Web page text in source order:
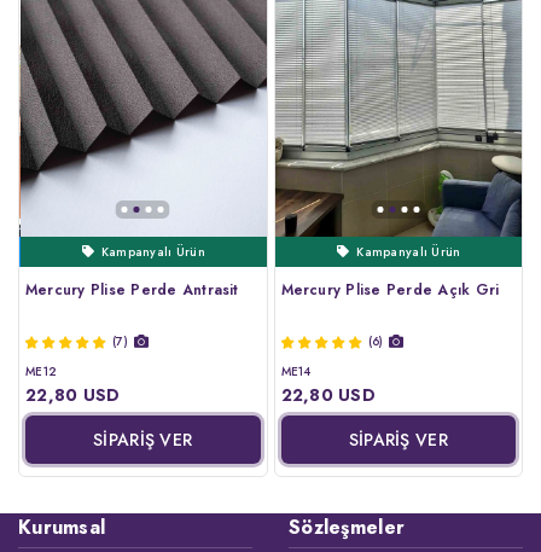
Kampanyalı Ürün
Mercury Plise Perde Antrasit
(7)
ME12
22,80 USD
SİPARİŞ VER
Çok Satanlar Kampanyalı Ürün
Mercury Plise Perde Açık Gri
(6)
ME14
22,80 USD
SİPARİŞ VER
Çok Satanlar
Kurumsal Sözleşmeler